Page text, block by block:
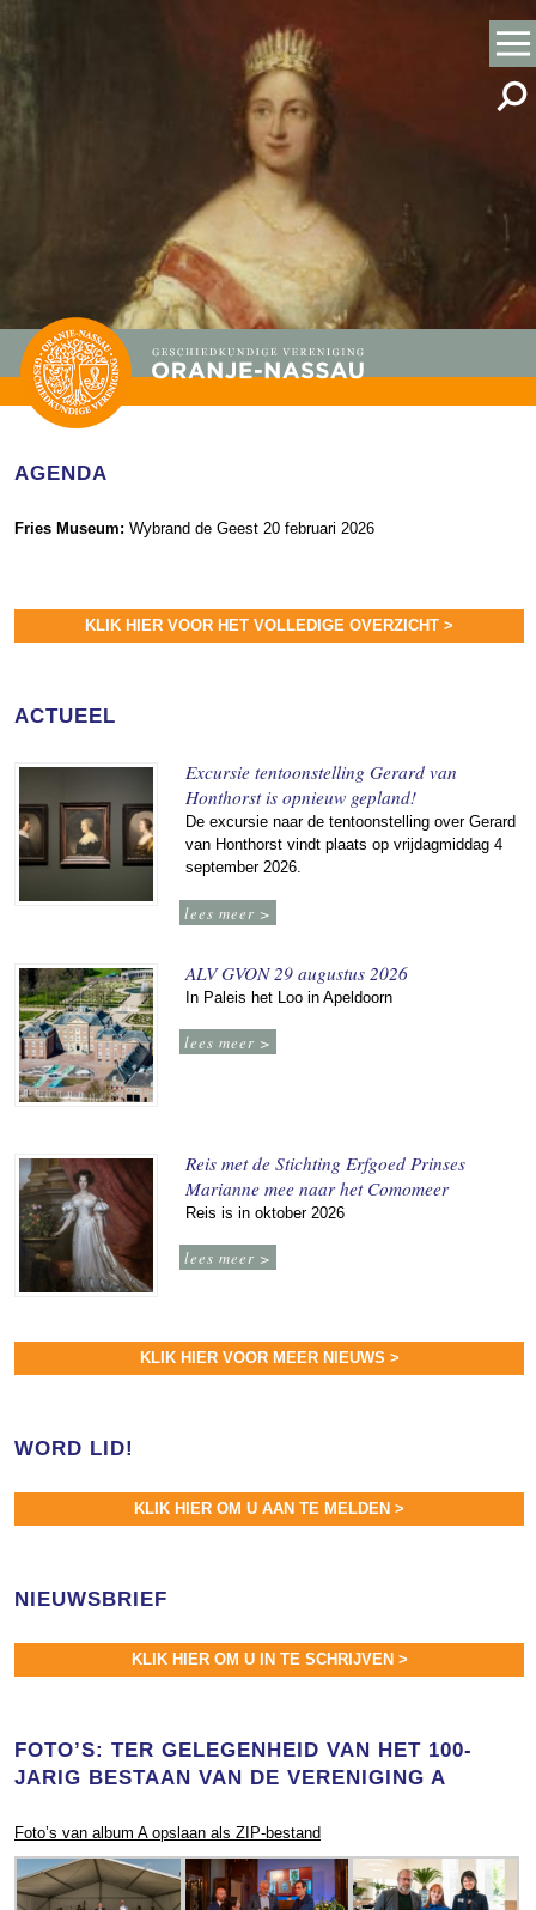
AGENDA
Fries Museum: Wybrand de Geest 20 februari 2026
KLIK HIER VOOR HET VOLLEDIGE OVERZICHT >
ACTUEEL
Excursie tentoonstelling Gerard van
Honthorst is opnieuw gepland!
De excursie naar de tentoonstelling over Gerard
van Honthorst vindt plaats op vrijdagmiddag 4
september 2026.
lees meer >
ALV GVON 29 augustus 2026
In Paleis het Loo in Apeldoorn
lees meer >
Reis met de Stichting Erfgoed Prinses
Marianne mee naar het Comomeer
Reis is in oktober 2026
lees meer >
KLIK HIER VOOR MEER NIEUWS >
WORD LID!
KLIK HIER OM U AAN TE MELDEN >
NIEUWSBRIEF
KLIK HIER OM U IN TE SCHRIJVEN >
FOTO’S: TER GELEGENHEID VAN HET 100-
JARIG BESTAAN VAN DE VERENIGING A
Foto’s van album A opslaan als ZIP-bestand